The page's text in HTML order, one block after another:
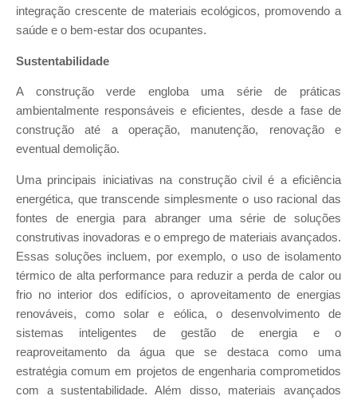
integração crescente de materiais ecológicos, promovendo a
saúde e o bem-estar dos ocupantes.
Sustentabilidade
A construção verde engloba uma série de práticas
ambientalmente responsáveis e eficientes, desde a fase de
construção até a operação, manutenção, renovação e
eventual demolição.
Uma principais iniciativas na construção civil é a eficiência
energética, que transcende simplesmente o uso racional das
fontes de energia para abranger uma série de soluções
construtivas inovadoras e o emprego de materiais avançados.
Essas soluções incluem, por exemplo, o uso de isolamento
térmico de alta performance para reduzir a perda de calor ou
frio no interior dos edifícios, o aproveitamento de energias
renováveis, como solar e eólica, o desenvolvimento de
sistemas inteligentes de gestão de energia e o
reaproveitamento da água que se destaca como uma
estratégia comum em projetos de engenharia comprometidos
com a sustentabilidade. Além disso, materiais avançados